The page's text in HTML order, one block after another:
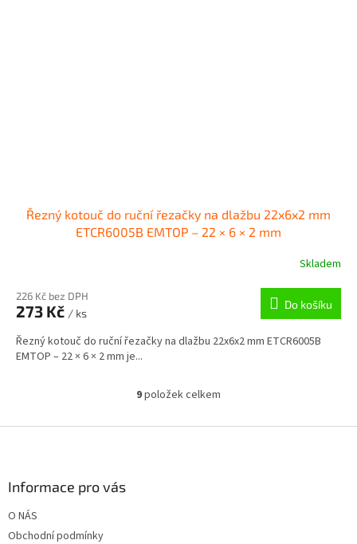
Řezný kotouč do ruční řezačky na dlažbu 22x6x2 mm
ETCR6005B EMTOP – 22 × 6 × 2 mm
Skladem
226 Kč bez DPH
273 Kč / ks
Do košíku
Řezný kotouč do ruční řezačky na dlažbu 22x6x2 mm ETCR6005B
EMTOP – 22 × 6 × 2 mm je...
O
l
9položek celkem
Informace pro vás
O NÁS
Obchodní podmínky